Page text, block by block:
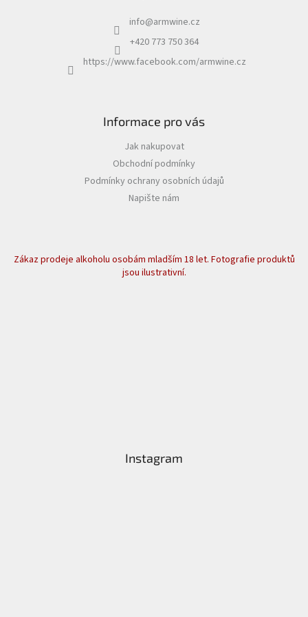
info@armwine.cz
+420 773 750 364
https://www.facebook.com/armwine.cz
Informace pro vás
Jak nakupovat
Obchodní podmínky
Podmínky ochrany osobních údajů
Napište nám
Zákaz prodeje alkoholu osobám mladším 18 let. Fotografie produktů
jsou ilustrativní.
Instagram